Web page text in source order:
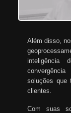
Além disso,
inteligência
soluções que
clientes.
Com suas